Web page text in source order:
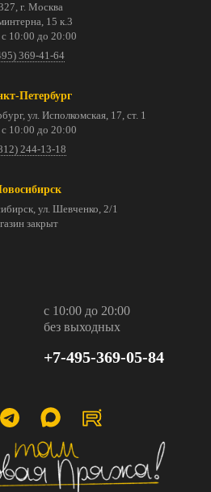
г. Москва
15 к.3
10:00 до 20:00
369-41-64
Петербург
ул. Исполкомская, 17, ст. 1
10:00 до 20:00
244-13-18
ул. Шевченко, 2/1
закрыт
с 10:00 до 20:00
без выходных
+7-495-369-05-84